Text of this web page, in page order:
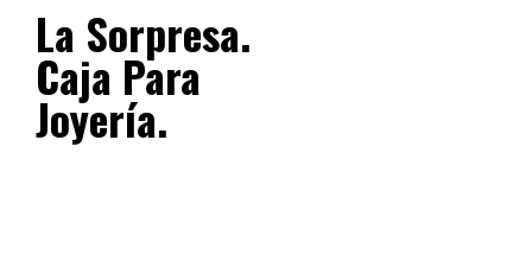
La Sorpresa.
Caja Para
Joyería.